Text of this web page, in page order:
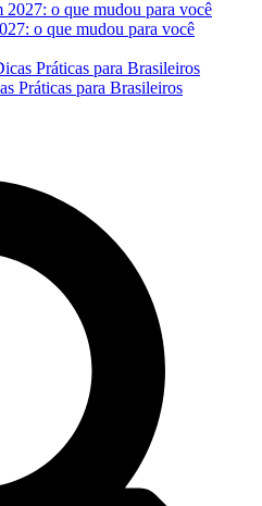
o que mudou para você
Práticas para Brasileiros